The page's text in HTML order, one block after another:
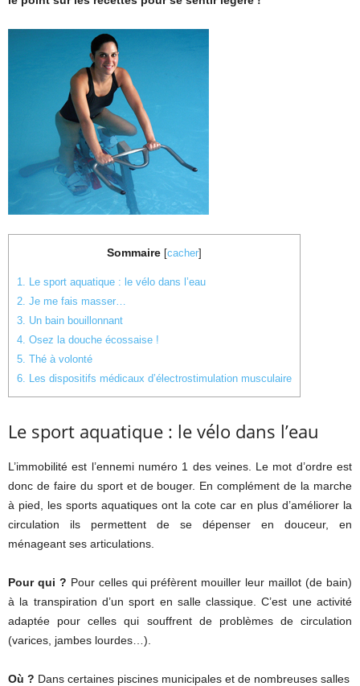
Sommaire [cacher]
1. Le sport aquatique : le vélo dans l’eau
2. Je me fais masser…
3. Un bain bouillonnant
4. Osez la douche écossaise !
5. Thé à volonté
6. Les dispositifs médicaux d’électrostimulation musculaire
Le sport aquatique : le vélo dans l’eau
L’immobilité est l’ennemi numéro 1 des veines. Le mot d’ordre est
donc de faire du sport et de bouger. En complément de la marche
à pied, les sports aquatiques ont la cote car en plus d’améliorer la
circulation ils permettent de se dépenser en douceur, en
ménageant ses articulations.
Pour qui ? Pour celles qui préfèrent mouiller leur maillot (de bain)
à la transpiration d’un sport en salle classique. C’est une activité
adaptée pour celles qui souffrent de problèmes de circulation
(varices, jambes lourdes…).
Où ? Dans certaines piscines municipales et de nombreuses salles